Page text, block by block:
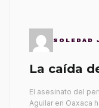
SOLEDAD
La caída
El asesinato del
Aguilar en Oaxaca